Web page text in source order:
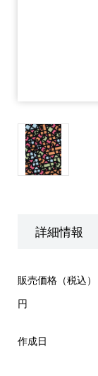
詳細情報
販売価格（税込）
円
作成日